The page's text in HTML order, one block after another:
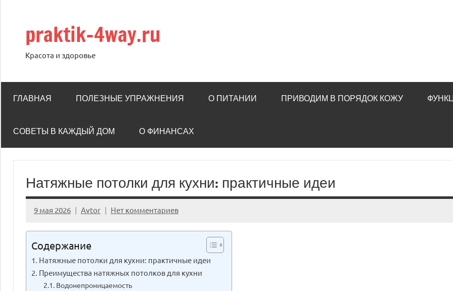
содержимому
praktik-4way.ru
Красота и здоровье
ГЛАВНАЯ ПОЛЕЗНЫЕ УПРАЖНЕНИЯ О ПИТАНИИ ПРИВОДИМ В ПОРЯДОК КОЖУ
СОВЕТЫ В КАЖДЫЙ ДОМ О ФИНАНСАХ
Натяжные потолки для кухни: практичные идеи
9 мая 2026 Avtor Нет комментариев
Содержание
Натяжные потолки для кухни: практичные идеи
Преимущества натяжных потолков для кухни
Водонепроницаемость